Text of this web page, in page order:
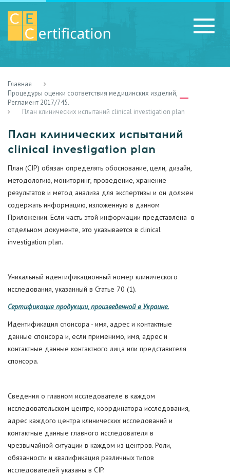
Главная
Процедуры оценки соответствия медицинских изделий,
Регламент 2017/745.
План клинических испытаний clinical investigation plan
План клинических испытаний
clinical investigation plan
План (CIP) обязан определять обоснование, цели, дизайн,
методологию, мониторинг, проведение, хранение
результатов и метод анализа для экспертизы и он должен
содержать информацию, изложенную в данном
Приложении. Если часть этой информации представлена в
отдельном документе, это указывается в clinical
investigation plan.
Уникальный идентификационный номер клинического
исследования, указанный в Статье 70 (1).
Сертификация продукции, произведенной в Украине.
Идентификация спонсора - имя, адрес и контактные
данные спонсора и, если применимо, имя, адрес и
контактные данные контактного лица или представителя
спонсора.
Сведения о главном исследователе в каждом
исследовательском центре, координатора исследования,
адрес каждого центра клинических исследований и
контактные данные главного исследователя в
чрезвычайной ситуации в каждом из центров. Роли,
обязанности и квалификация различных типов
исследователей указаны в CIP.